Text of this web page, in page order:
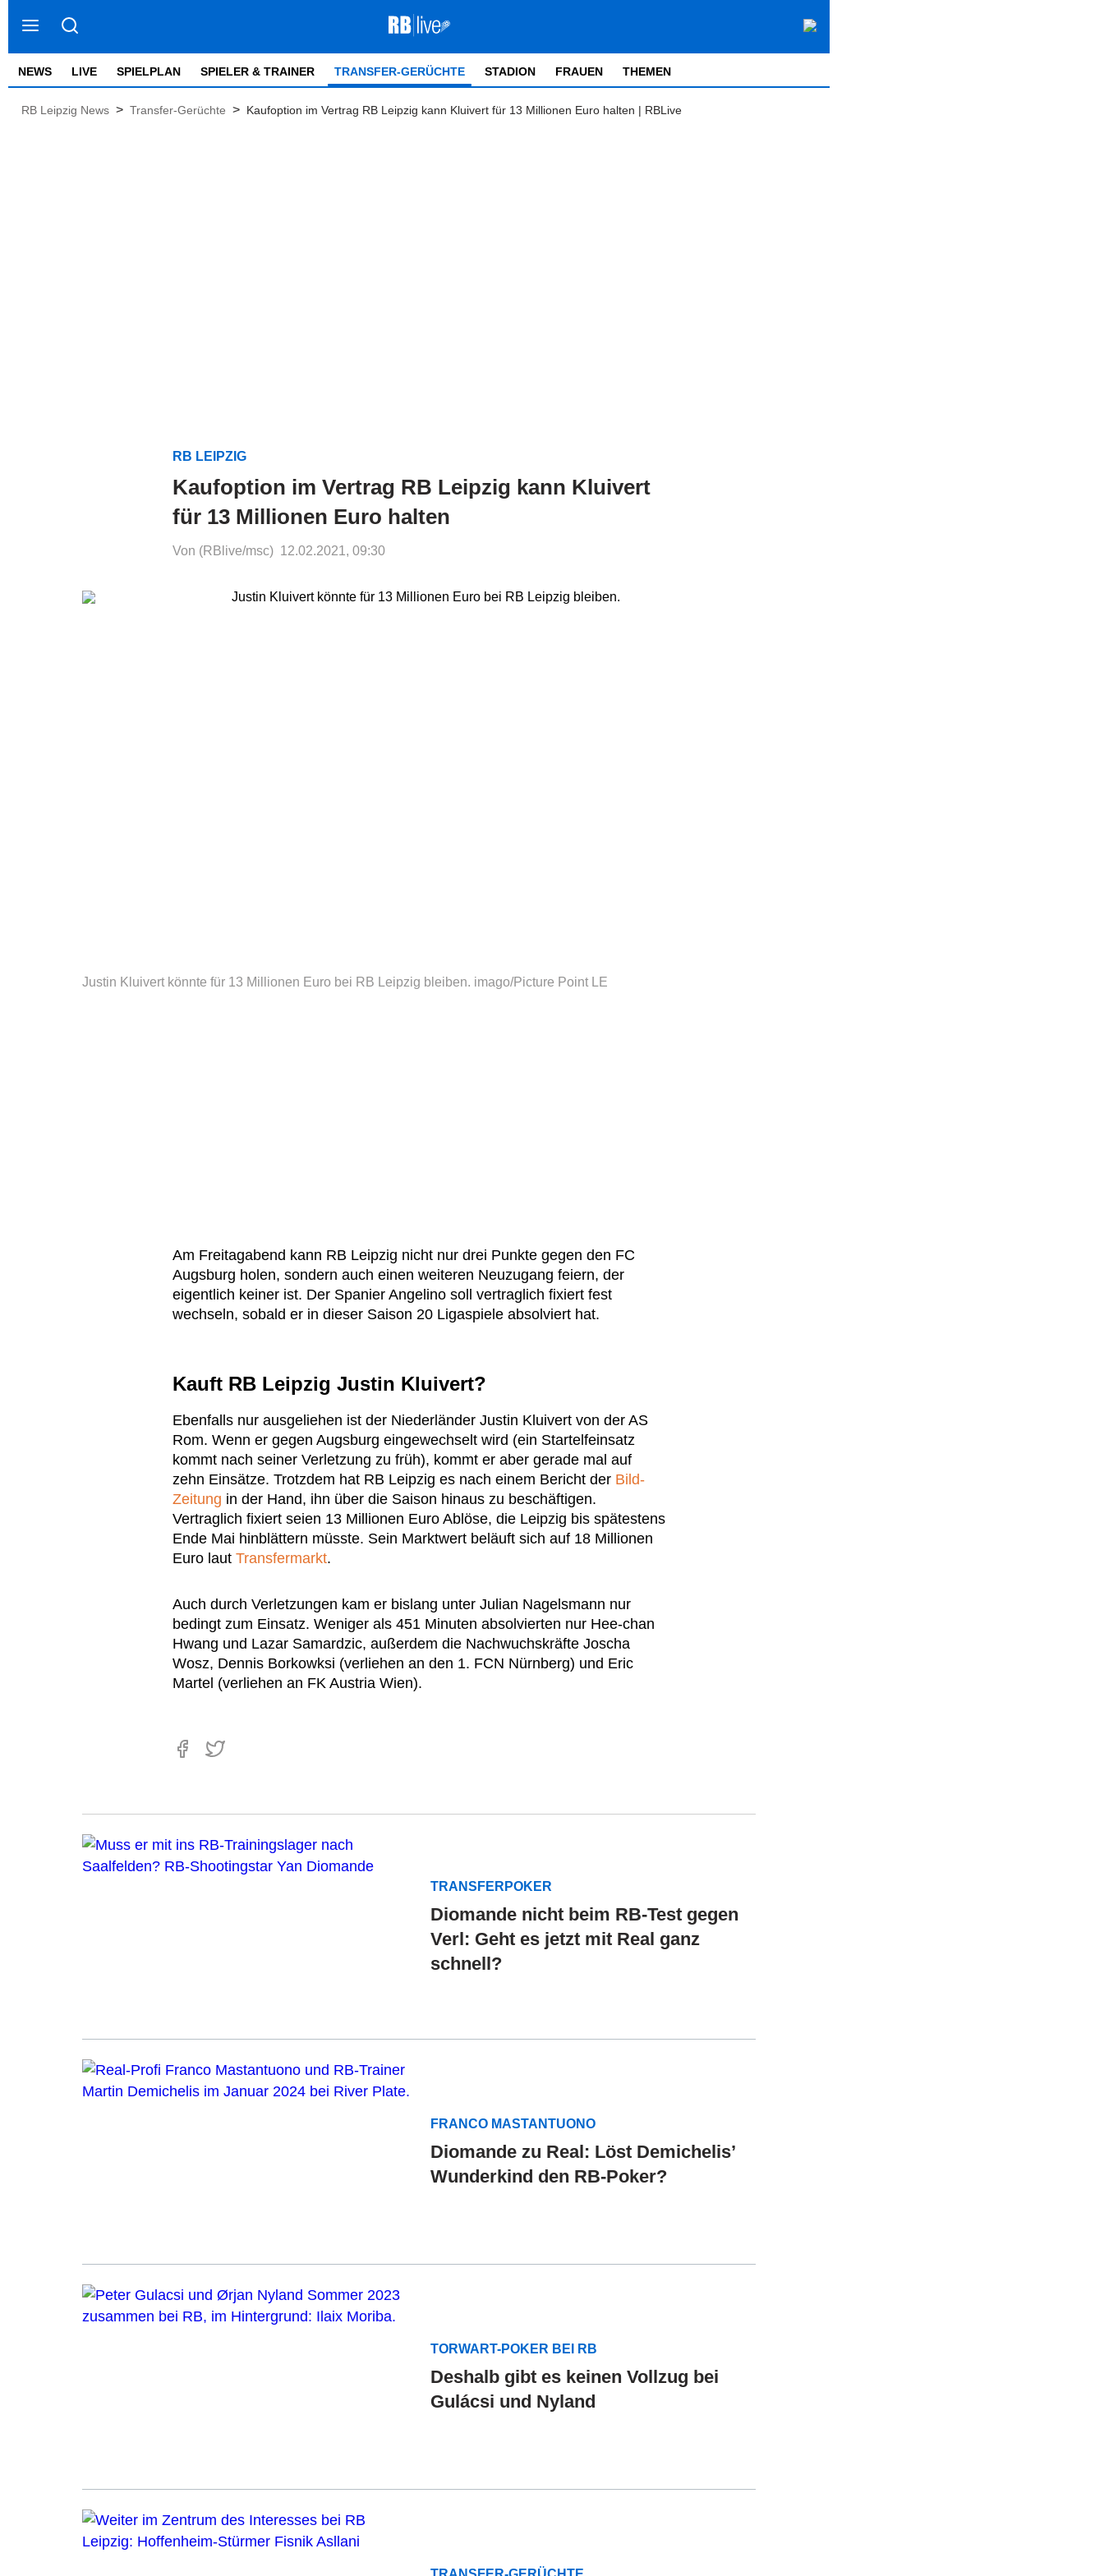
NEWS LIVE SPIELPLAN SPIELER & TRAINER TRANSFER-GERÜCHTE STADION FRAUEN THEMEN
RB Leipzig News > Transfer-Gerüchte > Kaufoption im Vertrag RB Leipzig kann Kluivert für 13 Millionen Euro halten | RBLive
RB LEIPZIG
Kaufoption im Vertrag RB Leipzig kann Kluivert
für 13 Millionen Euro halten
Von (RBlive/msc) 12.02.2021, 09:30
Justin Kluivert könnte für 13 Millionen Euro bei RB Leipzig bleiben. imago/Picture Point LE
Am Freitagabend kann RB Leipzig nicht nur drei Punkte gegen den FC
Augsburg holen, sondern auch einen weiteren Neuzugang feiern, der
eigentlich keiner ist. Der Spanier Angelino soll vertraglich fixiert fest
wechseln, sobald er in dieser Saison 20 Ligaspiele absolviert hat.
Kauft RB Leipzig Justin Kluivert?
Ebenfalls nur ausgeliehen ist der Niederländer Justin Kluivert von der AS
Rom. Wenn er gegen Augsburg eingewechselt wird (ein Startelfeinsatz
kommt nach seiner Verletzung zu früh), kommt er aber gerade mal auf
zehn Einsätze. Trotzdem hat RB Leipzig es nach einem Bericht der Bild-
Zeitung in der Hand, ihn über die Saison hinaus zu beschäftigen.
Vertraglich fixiert seien 13 Millionen Euro Ablöse, die Leipzig bis spätestens
Ende Mai hinblättern müsste. Sein Marktwert beläuft sich auf 18 Millionen
Euro laut Transfermarkt.
Auch durch Verletzungen kam er bislang unter Julian Nagelsmann nur
bedingt zum Einsatz. Weniger als 451 Minuten absolvierten nur Hee-chan
Hwang und Lazar Samardzic, außerdem die Nachwuchskräfte Joscha
Wosz, Dennis Borkowksi (verliehen an den 1. FCN Nürnberg) und Eric
Martel (verliehen an FK Austria Wien).
TRANSFERPOKER
Diomande nicht beim RB-Test gegen
Verl: Geht es jetzt mit Real ganz
schnell?
FRANCO MASTANTUONO
Diomande zu Real: Löst Demichelis’
Wunderkind den RB-Poker?
TORWART-POKER BEI RB
Deshalb gibt es keinen Vollzug bei
Gulácsi und Nyland